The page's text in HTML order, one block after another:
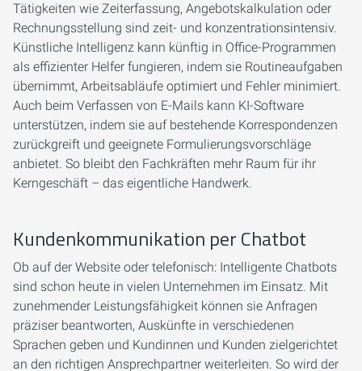
Tätigkeiten wie Zeiterfassung, Angebotskalkulation oder
Rechnungsstellung sind zeit- und konzentrationsintensiv.
Künstliche Intelligenz kann künftig in Office-Programmen
als effizienter Helfer fungieren, indem sie Routineaufgaben
übernimmt, Arbeitsabläufe optimiert und Fehler minimiert.
Auch beim Verfassen von E-Mails kann KI-Software
unterstützen, indem sie auf bestehende Korrespondenzen
zurückgreift und geeignete Formulierungsvorschläge
anbietet. So bleibt den Fachkräften mehr Raum für ihr
Kerngeschäft – das eigentliche Handwerk.
Kundenkommunikation per Chatbot
Ob auf der Website oder telefonisch: Intelligente Chatbots
sind schon heute in vielen Unternehmen im Einsatz. Mit
zunehmender Leistungsfähigkeit können sie Anfragen
präziser beantworten, Auskünfte in verschiedenen
Sprachen geben und Kundinnen und Kunden zielgerichtet
an den richtigen Ansprechpartner weiterleiten. So wird der